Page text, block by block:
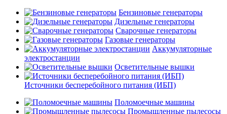
Бензиновые генераторы
Дизельные генераторы
Сварочные генераторы
Газовые генераторы
Аккумуляторные
электростанции
Осветительные вышки
Источники бесперебойного питания (ИБП)
Поломоечные машины
Промышленные пылесосы